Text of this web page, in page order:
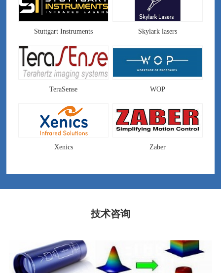
Stuttgart Instruments Skylark lasers
TeraSense WOP
Xenics Zaber
技术咨询